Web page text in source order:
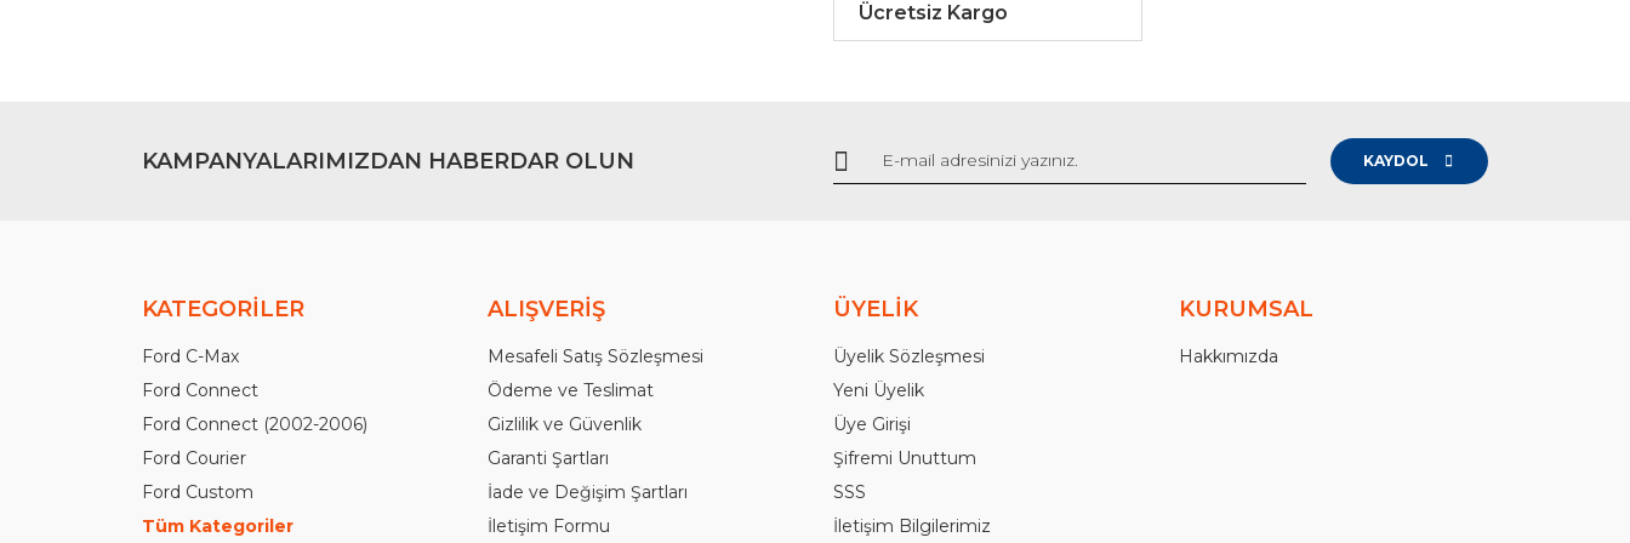
Gönder
Ücretsiz Kargo
KAMPANYALARIMIZDAN HABERDAR OLUN KAYDOL
KATEGORİLER
Ford C-Max
Ford Connect
Ford Connect (2002-2006)
Ford Courier
Ford Custom
Tüm Kategoriler
ALIŞVERİŞ
Mesafeli Satış Sözleşmesi
Ödeme ve Teslimat
Gizlilik ve Güvenlik
Garanti Şartları
İade ve Değişim Şartları
İletişim Formu
ÜYELİK
Üyelik Sözleşmesi
Yeni Üyelik
Üye Girişi
Şifremi Unuttum
SSS
İletişim Bilgilerimiz
KURUMSAL
Hakkımızda